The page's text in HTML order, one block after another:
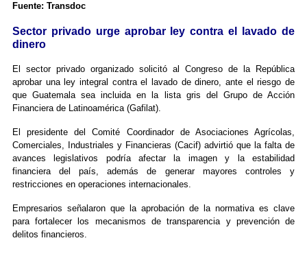
Fuente: Transdoc
Sector privado urge aprobar ley contra el lavado de
dinero
El sector privado organizado solicitó al Congreso de la República
aprobar una ley integral contra el lavado de dinero, ante el riesgo de
que Guatemala sea incluida en la lista gris del Grupo de Acción
Financiera de Latinoamérica (Gafilat).
El presidente del Comité Coordinador de Asociaciones Agrícolas,
Comerciales, Industriales y Financieras (Cacif) advirtió que la falta de
avances legislativos podría afectar la imagen y la estabilidad
financiera del país, además de generar mayores controles y
restricciones en operaciones internacionales.
Empresarios señalaron que la aprobación de la normativa es clave
para fortalecer los mecanismos de transparencia y prevención de
delitos financieros.